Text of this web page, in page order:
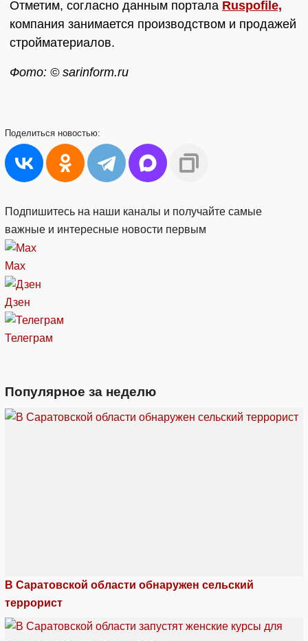
Отметим, согласно данным портала Ruspofile,
компания занимается производством и продажей
стройматериалов.
Фото: © sarinform.ru
Поделиться новостью:
Подпишитесь на наши каналы и получайте самые
важные и интересные новости первым
Max
Дзен
Телеграм
Популярное за неделю
В Саратовской области обнаружен сельский
террорист